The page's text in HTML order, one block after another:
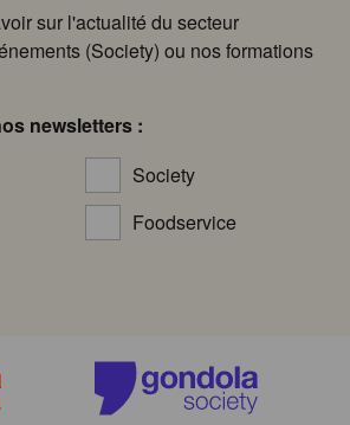
sur l'actualité du secteur
(Society) ou nos formations
newsletters :
Society
Foodservice